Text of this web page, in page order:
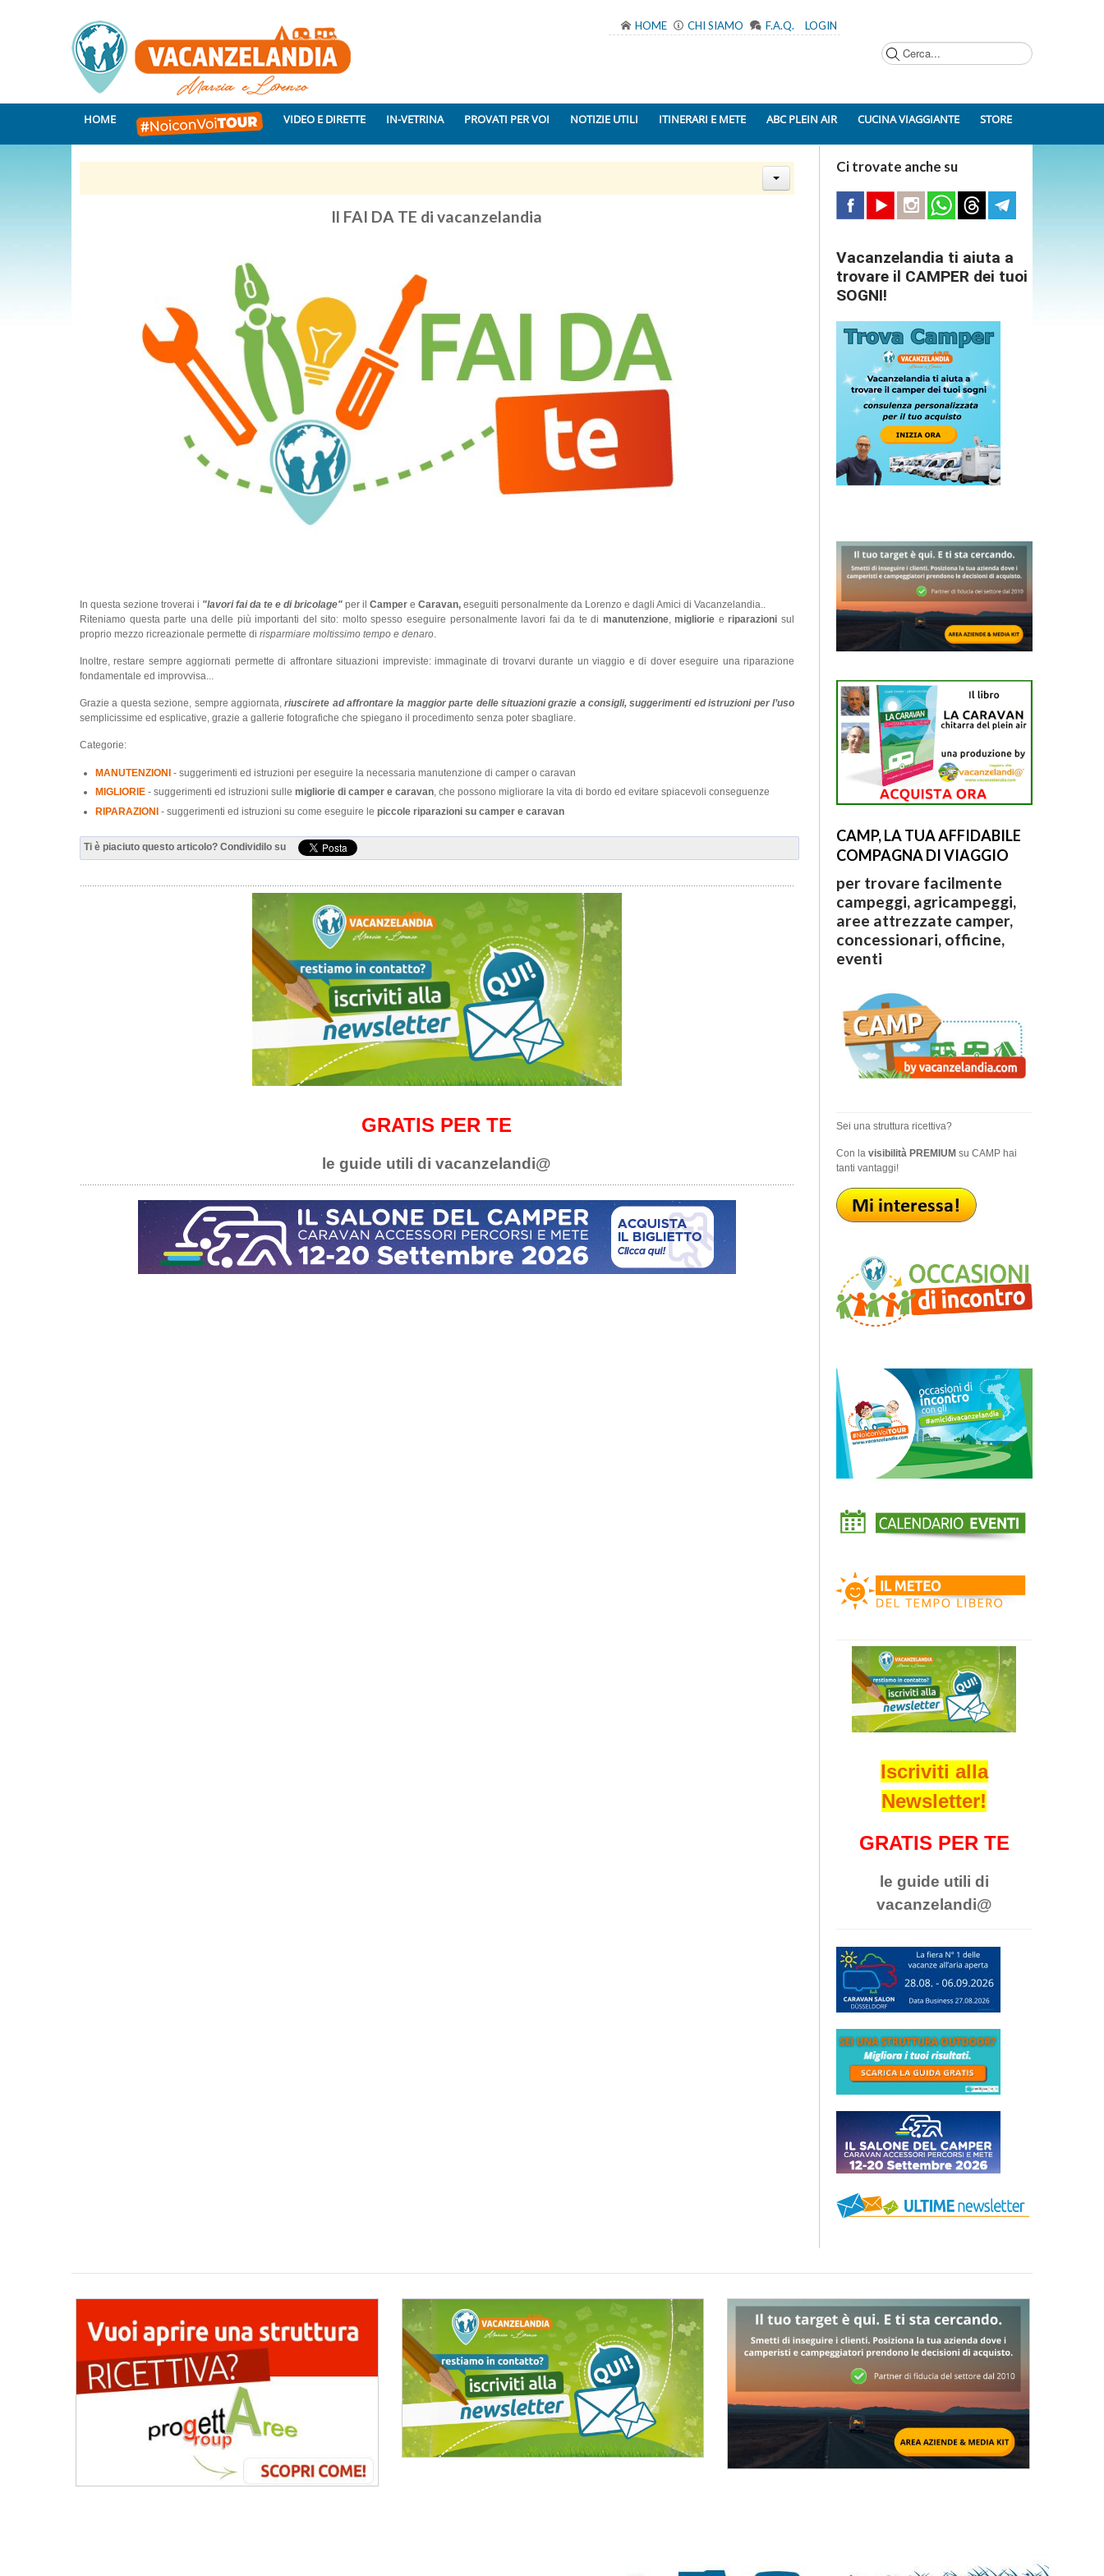
HOME CHI SIAMO F.A.Q. LOGIN
HOME VIDEO E DIRETTE IN-VETRINA PROVATI PER VOI NOTIZIE UTILI ITINERARI E METE ABC PLEIN AIR CUCINA VIAGGIANTE STORE
Il FAI DA TE di vacanzelandia
In questa sezione troverai i "lavori fai da te e di bricolage" per il Camper e Caravan, eseguiti personalmente da Lorenzo e dagli Amici di Vacanzelandia..
Riteniamo questa parte una delle più importanti del sito: molto spesso eseguire personalmente lavori fai da te di manutenzione,migliorie eriparazioni sul
proprio mezzo ricreazionale permette di risparmiare moltissimo tempo e denaro
Inoltre, restare sempre aggiornati permette di affrontare situazioni impreviste: immaginate di trovarvi durante un viaggio e di dover eseguire una riparazione
fondamentale ed improvvisa...
Grazie a questa sezione, sempre aggiornata, riuscirete ad affrontare la maggior parte delle situazioni grazie a consigli, suggerimenti ed istruzioni per l’uso
semplicissime ed esplicative, grazie a gallerie fotografiche che spiegano il procedimento senza poter sbagliare.
Categorie:
MANUTENZIONI - suggerimenti ed istruzioni per eseguire la necessaria manutenzione di camper o caravan
MIGLIORIE - suggerimenti ed istruzioni sullemigliorie di camper e caravan, che possono migliorare la vita di bordo ed evitare spiacevoli conseguenze
RIPARAZIONI - suggerimenti ed istruzioni su come eseguire lepiccole riparazioni su camper e caravan
Ti è piaciuto questo articolo? Condividilo su
GRATIS PER TE
le guide utili di vacanzelandi@
Ci trovate anche su
Vacanzelandia ti aiuta a
trovare il CAMPER dei tuoi
SOGNI!
CAMP, LA TUA AFFIDABILE
COMPAGNA DI VIAGGIO
per trovare facilmente
campeggi, agricampeggi,
aree attrezzate camper,
concessionari, officine,
eventi
Sei una struttura ricettiva?
Con la visibilità PREMIUMsu CAMP hai
tanti vantaggi!
Iscriviti alla
Newsletter!
GRATIS PER TE
le guide utili di
vacanzelandi@